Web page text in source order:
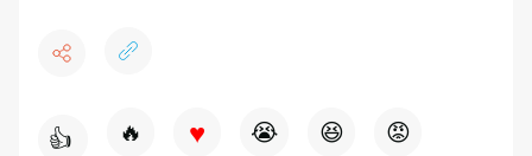
👍 🔥 ♥ 😭 😆 😡